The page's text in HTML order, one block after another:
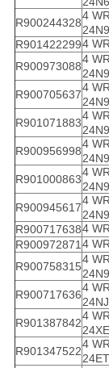
R900244328
4
R9014222994
R900973088
4
R900705637
4
R901071883
4
R900956998
4
R901000863
4
R900945617
4
R9007176384
R900972871 4
R900758315
4
R900717636
4
R901387842
4
R901347522
4